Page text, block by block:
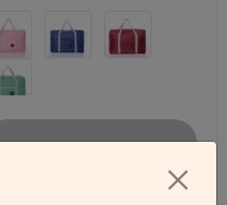
В корзину